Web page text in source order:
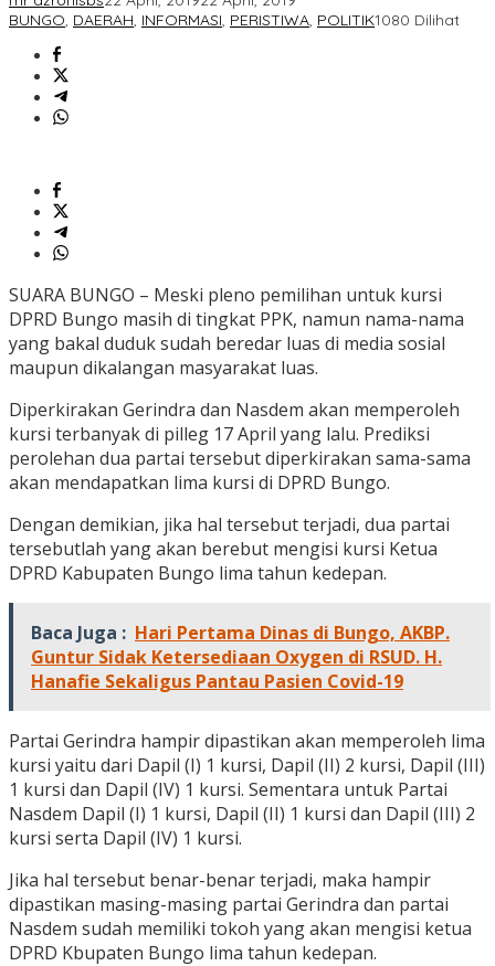
BUNGO, DAERAH, INFORMASI, PERISTIWA, POLITIK1080 Dilihat
SUARA BUNGO – Meski pleno pemilihan untuk kursi
DPRD Bungo masih di tingkat PPK, namun nama-nama
yang bakal duduk sudah beredar luas di media sosial
maupun dikalangan masyarakat luas.
Diperkirakan Gerindra dan Nasdem akan memperoleh
kursi terbanyak di pilleg 17 April yang lalu. Prediksi
perolehan dua partai tersebut diperkirakan sama-sama
akan mendapatkan lima kursi di DPRD Bungo.
Dengan demikian, jika hal tersebut terjadi, dua partai
tersebutlah yang akan berebut mengisi kursi Ketua
DPRD Kabupaten Bungo lima tahun kedepan.
Baca Juga : Hari Pertama Dinas di Bungo, AKBP.
Guntur Sidak Ketersediaan Oxygen di RSUD. H.
Hanafie Sekaligus Pantau Pasien Covid-19
Partai Gerindra hampir dipastikan akan memperoleh lima
kursi yaitu dari Dapil (I) 1 kursi, Dapil (II) 2 kursi, Dapil (III)
1 kursi dan Dapil (IV) 1 kursi. Sementara untuk Partai
Nasdem Dapil (I) 1 kursi, Dapil (II) 1 kursi dan Dapil (III) 2
kursi serta Dapil (IV) 1 kursi.
Jika hal tersebut benar-benar terjadi, maka hampir
dipastikan masing-masing partai Gerindra dan partai
Nasdem sudah memiliki tokoh yang akan mengisi ketua
DPRD Kbupaten Bungo lima tahun kedepan.